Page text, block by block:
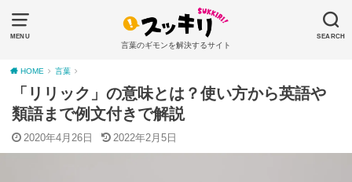
MENU SEARCH
言葉のギモンを解決するサイト
HOME 言葉
「リリック」の意味とは？使い方から英語や
類語まで例文付きで解説
2020年4月26日 2022年2月5日